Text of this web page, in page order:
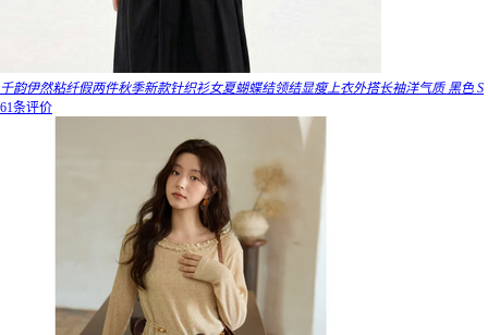
千韵伊然粘纤假两件秋季新款针织衫女夏蝴蝶结领结显瘦上衣外搭长袖洋气质 黑色 S
61条评价